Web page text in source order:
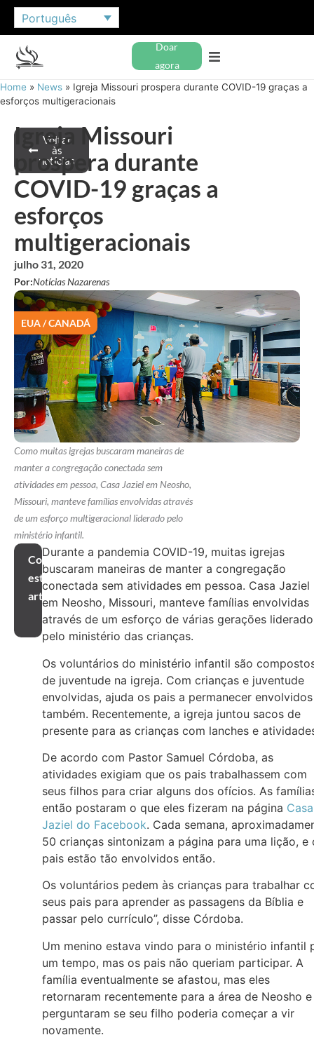
Português
Doar
agora
Home » News » Igreja Missouri prospera durante COVID-19 graças a
esforços multigeracionais
Voltar
às
notícias
Igreja Missouri
prospera durante
COVID-19 graças a
esforços
multigeracionais
julho 31, 2020
Por:Notícias Nazarenas
EUA / CANADÁ
Como muitas igrejas buscaram maneiras de
manter a congregação conectada sem
atividades em pessoa, Casa Jaziel em Neosho,
Missouri, manteve famílias envolvidas através
de um esforço multigeracional liderado pelo
ministério infantil.
Compartilhar
este
artigo
Durante a pandemia COVID-19, muitas igrejas
buscaram maneiras de manter a congregação
conectada sem atividades em pessoa. Casa Jaziel
em Neosho, Missouri, manteve famílias envolvidas
através de um esforço de várias gerações liderado
pelo ministério das crianças.
Os voluntários do ministério infantil são
de juventude na igreja. Com crianças e juventude
envolvidas, ajuda os pais a permanecer envolvidos
também. Recentemente, a igreja juntou sacos de
presente para as crianças com lanches e
De acordo com Pastor Samuel Córdoba, as
atividades exigiam que os pais trabalhassem com
seus filhos para criar alguns dos ofícios. As
então postaram o que eles fizeram na página Casa
Jaziel do Facebook. Cada semana,
50 crianças sintonizam a página para uma lição, e
pais estão tão envolvidos então.
Os voluntários pedem às crianças para trabalhar
seus pais para aprender as passagens da Bíblia e
passar pelo currículo”, disse Córdoba.
Um menino estava vindo para o ministério infantil
um tempo, mas os pais não queriam participar. A
família eventualmente se afastou, mas eles
retornaram recentemente para a área de Neosho e
perguntaram se seu filho poderia começar a vir
novamente.